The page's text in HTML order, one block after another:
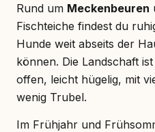
Rund um Meckenbeuren
Fischteiche findest du
Hunde weit abseits der
können. Die Landschaft
offen, leicht hügelig, mit
wenig Trubel.
Im Frühjahr und